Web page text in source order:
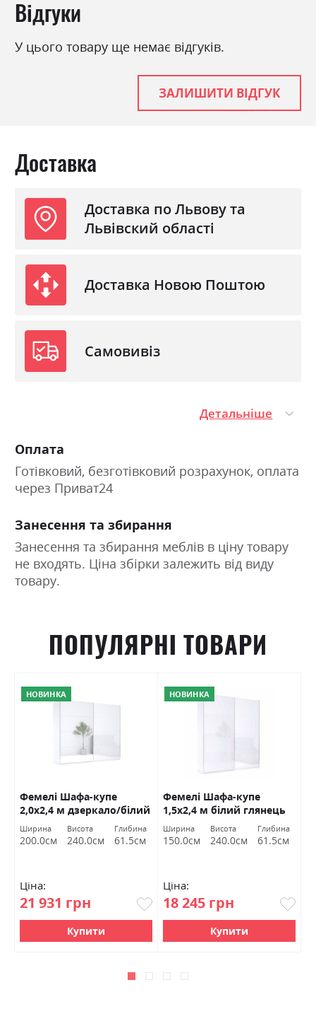
З підставкою під матрац
Відгуки
У цього товару ще немає відгуків.
ЗАЛИШИТИ ВІДГУК
Доставка
Доставка по Львову та
Львівский області
Доставка Новою Поштою
Самовивіз
Детальніше
Оплата
Готівковий, безготівковий розрахунок, оплата
через Приват24
Занесення та збирання
Занесення та збирання меблів в ціну товару
не входять. Ціна збірки залежить від виду
товару.
ПОПУЛЯРНІ ТОВАРИ
НОВИНКА
Фемелі Шафа-купе
2,0х2,4 м дзеркало/білий
глянець Міромарк
Ширина
200.0см
Висота
240.0см
Глибина
61.5см
Ціна:
21 931 грн
Купити
НОВИНКА
Фемелі Шафа-купе
1,5х2,4 м білий глянець
Міромарк
Ширина
150.0см
Висота
240.0см
Глибина
61.5см
Ціна:
18 245 грн
Купити